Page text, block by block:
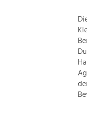
Soziales,
Gleichberechtigung,
Mobilität &
Klimawandel,
erneuerbare Energie